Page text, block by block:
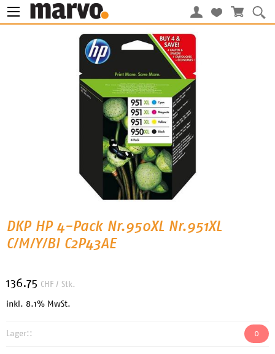
DKP HP 4-Pack Nr.950XL Nr.951XL
C/M/Y/Bl C2P43AE
136.75 CHF / Stk.
inkl. 8.1% MwSt.
Lager:: 0